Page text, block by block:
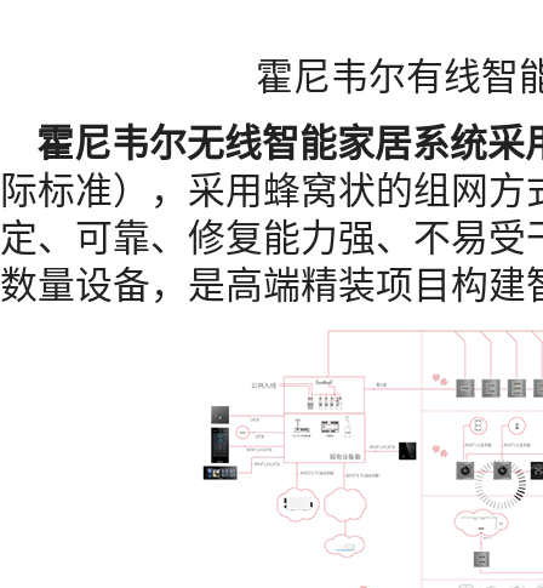
霍尼韦尔有线智
霍尼韦尔无线智能家居系统
际标准），采用蜂窝状的组网
定、可靠、修复能力强、不易
数量设备，是高端精装项目构建